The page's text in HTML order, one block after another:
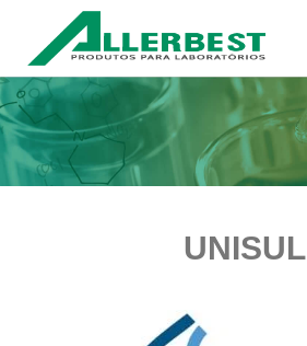
UNISUL